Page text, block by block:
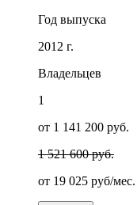
Год выпуска
2012 г.
Владельцев
1
от 1 141 200 руб.
1 521 600 руб.
от 19 025 руб/мес.